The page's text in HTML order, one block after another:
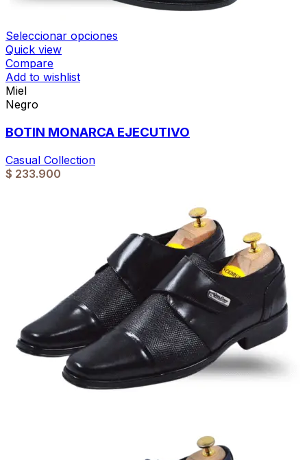
Seleccionar opciones
Quick view
Compare
Add to wishlist
Miel
Negro
BOTIN MONARCA EJECUTIVO
Casual Collection
$ 233.900